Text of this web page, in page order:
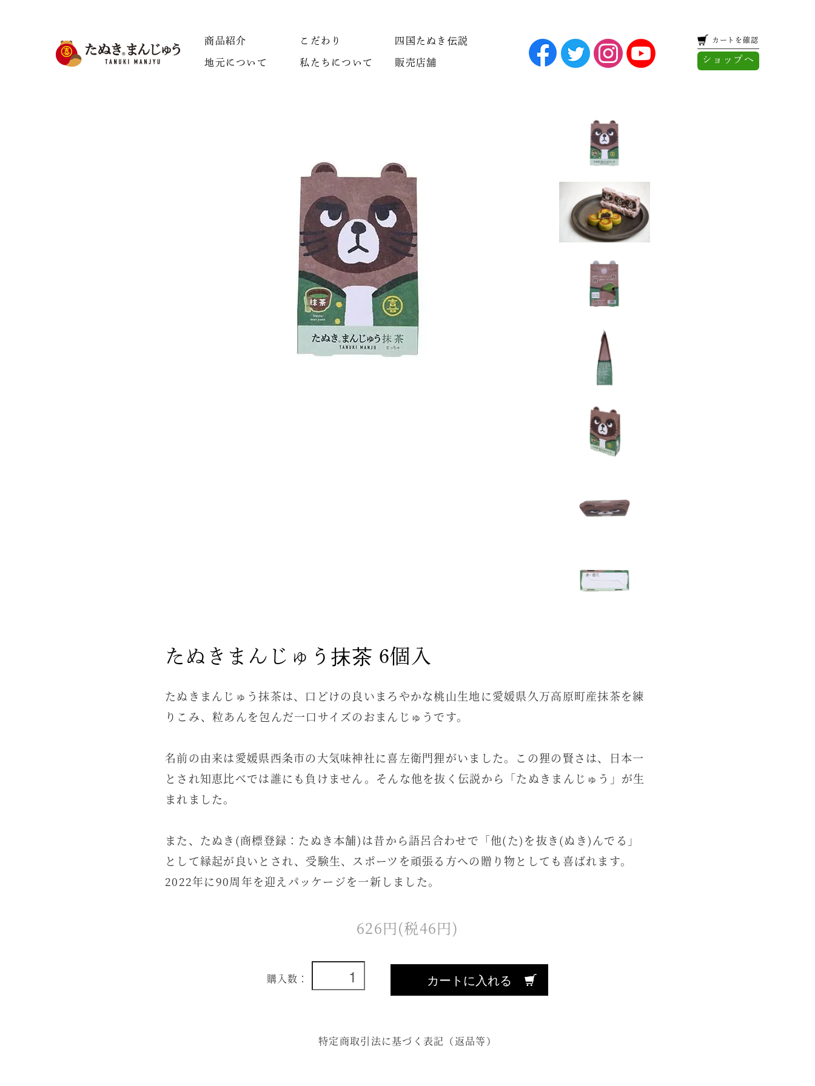
商品紹介 こだわり 四国たぬき伝説
地元について 私たちについて 販売店舗
カートを確認
ショップへ
たぬきまんじゅう抹茶 6個入
たぬきまんじゅう抹茶は、口どけの良いまろやかな桃山生地に愛媛県久万高原町産抹茶を練
りこみ、粒あんを包んだ一口サイズのおまんじゅうです。
名前の由来は愛媛県西条市の大気味神社に喜左衛門狸がいました。この狸の賢さは、日本一
とされ知恵比べでは誰にも負けません。そんな他を抜く伝説から「たぬきまんじゅう」が生
まれました。
また、たぬき(商標登録：たぬき本舗)は昔から語呂合わせで「他(た)を抜き(ぬき)んでる」
として縁起が良いとされ、受験生、スポーツを頑張る方への贈り物としても喜ばれます。
2022年に90周年を迎えパッケージを一新しました。
626円(税46円)
購入数： カートに入れる
特定商取引法に基づく表記（返品等）